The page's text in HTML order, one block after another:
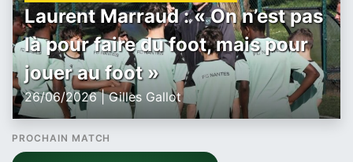
Laurent Marraud : « On n’est pas
là pour faire du foot, mais pour
jouer au foot »
26/06/2026 | Gilles Gallot
PROCHAIN MATCH